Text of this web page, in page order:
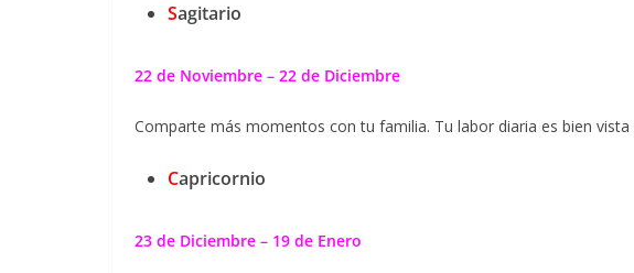
Sagitario
22 de Noviembre – 22 de Diciembre
Comparte más momentos con tu familia. Tu labor diaria es bien vista
Capricornio
23 de Diciembre – 19 de Enero